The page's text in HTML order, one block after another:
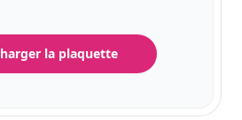
la plaquette